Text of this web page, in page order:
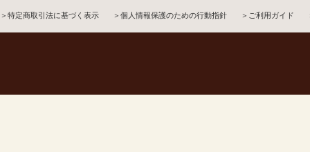
＞特定商取引法に基づく表示 ＞個人情報保護のための行動指針 ＞ご利用ガイド